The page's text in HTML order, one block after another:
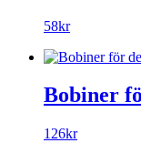
58kr
Bobiner
126kr